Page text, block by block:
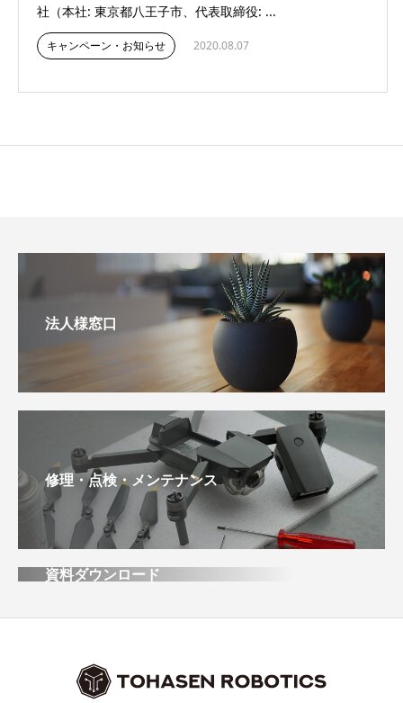
社（本社: 東京都八王子市、代表取締役: ...
キャンペーン・お知らせ 2020.08.07
法人様窓口
修理・点検・メンテナンス
資料ダウンロード